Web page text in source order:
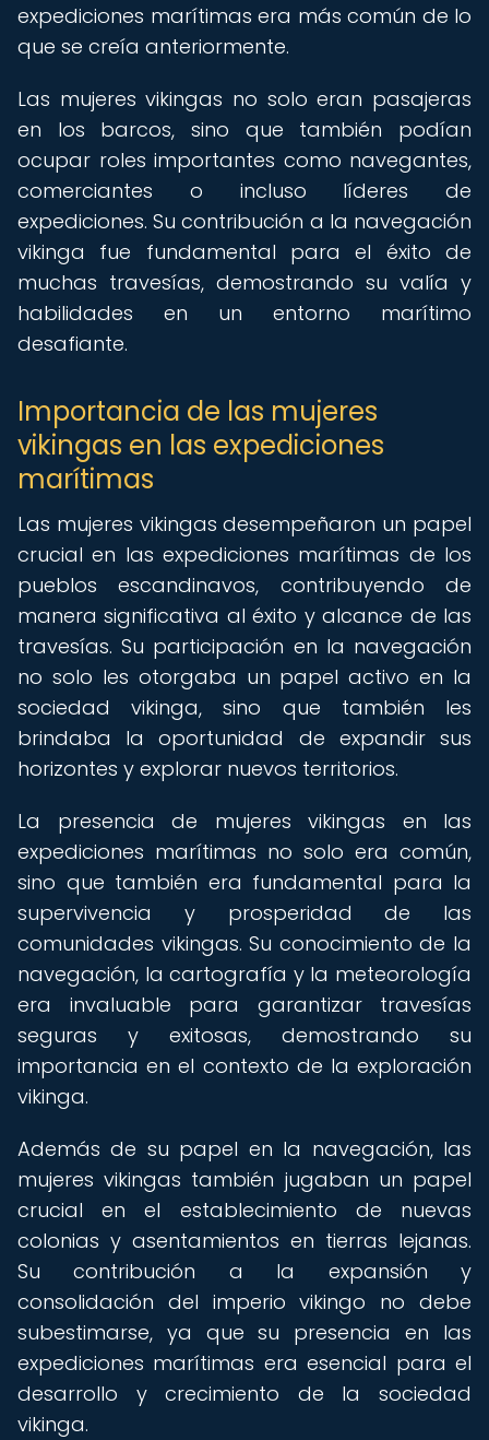
expediciones marítimas era más común de lo
que se creía anteriormente.
Las mujeres vikingas no solo eran pasajeras
en los barcos, sino que también podían
ocupar roles importantes como navegantes,
comerciantes o incluso líderes de
expediciones. Su contribución a la navegación
vikinga fue fundamental para el éxito de
muchas travesías, demostrando su valía y
habilidades en un entorno marítimo
desafiante.
Importancia de las mujeres
vikingas en las expediciones
marítimas
Las mujeres vikingas desempeñaron un papel
crucial en las expediciones marítimas de los
pueblos escandinavos, contribuyendo de
manera significativa al éxito y alcance de las
travesías. Su participación en la navegación
no solo les otorgaba un papel activo en la
sociedad vikinga, sino que también les
brindaba la oportunidad de expandir sus
horizontes y explorar nuevos territorios.
La presencia de mujeres vikingas en las
expediciones marítimas no solo era común,
sino que también era fundamental para la
supervivencia y prosperidad de las
comunidades vikingas. Su conocimiento de la
navegación, la cartografía y la meteorología
era invaluable para garantizar travesías
seguras y exitosas, demostrando su
importancia en el contexto de la exploración
vikinga.
Además de su papel en la navegación, las
mujeres vikingas también jugaban un papel
crucial en el establecimiento de nuevas
colonias y asentamientos en tierras lejanas.
Su contribución a la expansión y
consolidación del imperio vikingo no debe
subestimarse, ya que su presencia en las
expediciones marítimas era esencial para el
desarrollo y crecimiento de la sociedad
vikinga.